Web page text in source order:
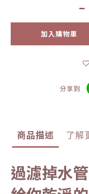
加入購物車
分享到
商品描述 了解
過濾掉水